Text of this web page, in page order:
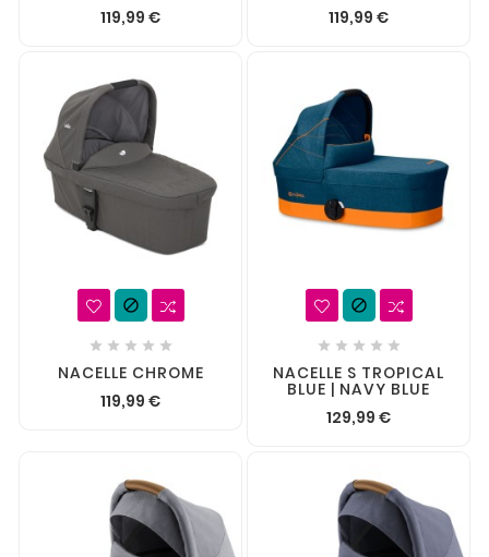
119,99 €
119,99 €

    
NACELLE CHROME
119,99 €

    
NACELLE S TROPICAL
BLUE | NAVY BLUE
129,99 €